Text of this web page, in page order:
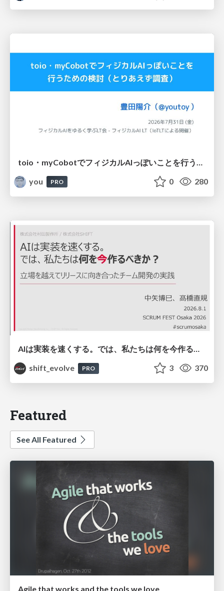
you
PRO 0 280
AIは実装を速くする。では、私たちは何を今作るべきか？－立場を越えてリリースに向き合ったチーム開発の実践 / 20260801 Hiromi Nakaya and Naoki Takahashi
shift_evolve
PRO 3 370
Featured
See All Featured
Agile that works and the tools we love